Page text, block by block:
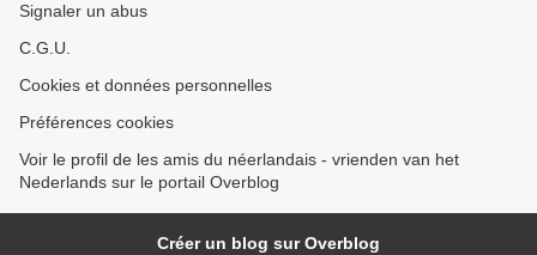
Signaler un abus
C.G.U.
Cookies et données personnelles
Préférences cookies
Voir le profil de les amis du néerlandais - vrienden van het
Nederlands sur le portail Overblog
Créer un blog sur Overblog